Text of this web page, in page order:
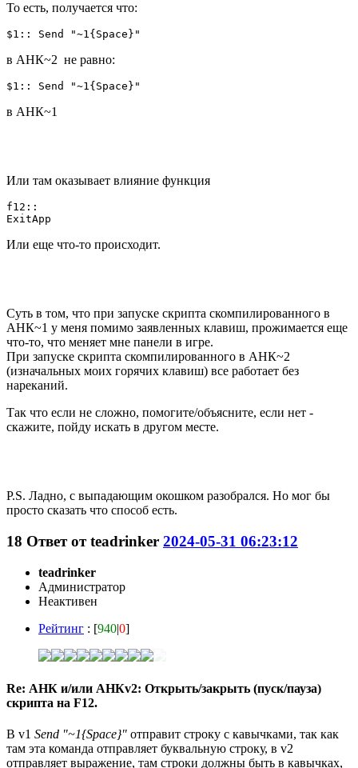
То есть, получается что:
$1:: Send "~1{Space}"
в АНК~2 не равно:
$1:: Send "~1{Space}"
в АНК~1
Или там оказывает влияние функция
f12::
ExitApp
Или еще что-то происходит.
Суть в том, что при запуске скрипта скомпилированного в
АНК~1 у меня помимо заявленных клавиш, прожимается еще
что-то, что меняет мне панели в игре.
При запуске скрипта скомпилированного в АНК~2
(изначальных моих горячих клавиш) все работает без
нареканий.
Так что если не сложно, помогите/объясните, если нет -
скажите, пойду искать в другом месте.
P.S. Ладно, с выпадающим окошком разобрался. Но мог бы
просто сказать что способ есть.
18 Ответ отteadrinker 2024-05-31 06:23:12
teadrinker
Администратор
Неактивен
Рейтинг : [940|0]
Re: АНК и/или АНКv2: Открыть/закрыть (пуск/пауза)
скрипта на F12.
В v1 Send "~1{Space}" отправит строку с кавычками, так как
там эта команда отправляет буквальную строку, в v2
отправляет выражение, там строки должны быть в кавычках,